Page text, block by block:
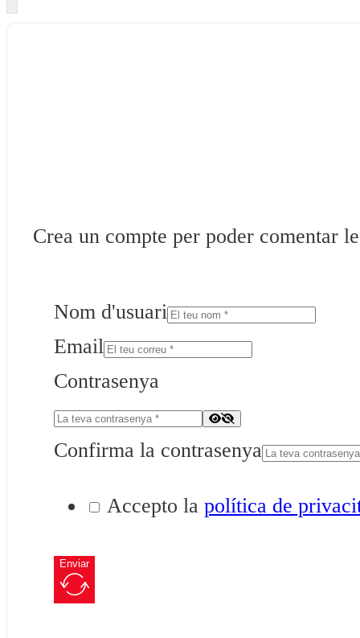
Crea un compte per poder comentar
Nom d'usuari
Email
Contrasenya
Confirma la contrasenya
Accepto la política de
Enviar